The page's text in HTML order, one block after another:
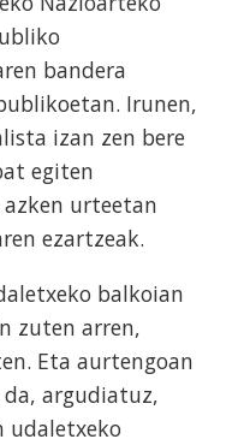
bandera
Irunen,
izan zen bere
egiten
urteetan
ezartzeak.
balkoian
zuten arren,
Eta aurtengoan
argudiatuz,
udaletxeko